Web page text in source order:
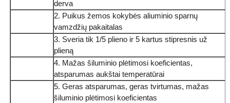
derva
2. Puikus žemos kokybės aliuminio sparnų
vamzdžių pakaitalas
3. Sveria tik 1/5 plieno ir 5 kartus stipresnis už
plieną
4. Mažas šiluminio plėtimosi koeficientas,
atsparumas aukštai temperatūrai
5. Geras atsparumas, geras tvirtumas, mažas
šiluminio plėtimosi koeficientas